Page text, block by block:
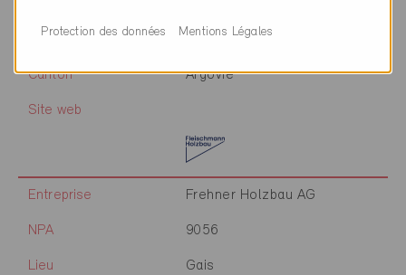
Lieu Wettingen
Canton Argovie
Site web
Entreprise Frehner Holzbau AG
NPA 9056
Lieu Gais
Protection des données Mentions Légales